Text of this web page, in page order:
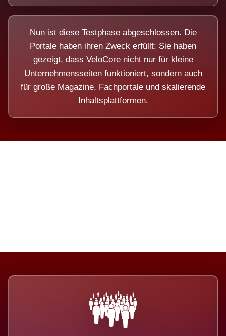
Nun ist diese Testphase abgeschlossen. Die
Portale haben ihren Zweck erfüllt: Sie haben
gezeigt, dass VeloCore nicht nur für kleine
Unternehmensseiten funktioniert, sondern auch
für große Magazine, Fachportale und skalierende
Inhaltsplattformen.